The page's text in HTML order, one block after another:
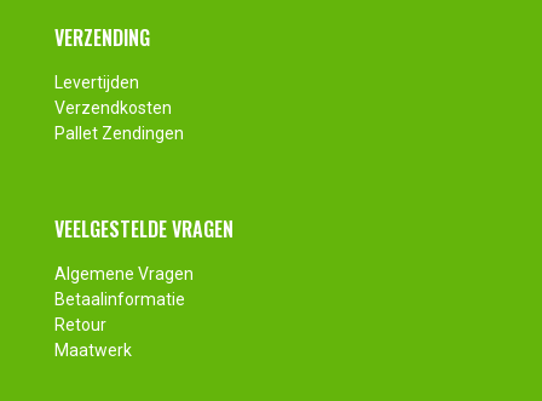
VERZENDING
Levertijden
Verzendkosten
Pallet Zendingen
VEELGESTELDE VRAGEN
Algemene Vragen
Betaalinformatie
Retour
Maatwerk